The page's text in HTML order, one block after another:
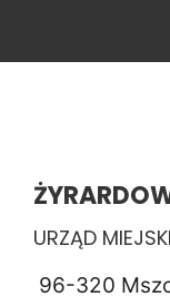
URZĄD
96-320